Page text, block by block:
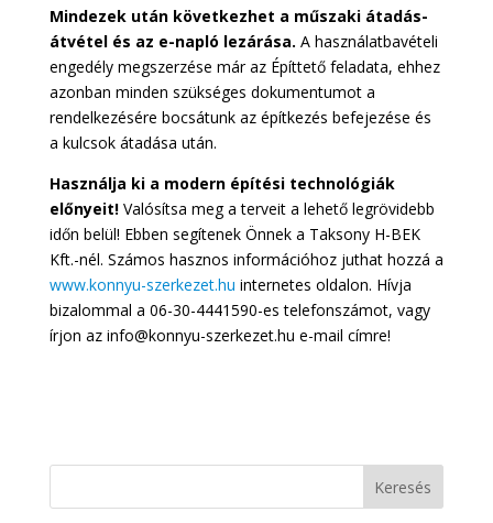
Mindezek után következhet a műszaki átadás-
átvétel és az e-napló lezárása. A használatbavételi
engedély megszerzése már az Építtető feladata, ehhez
azonban minden szükséges dokumentumot a
rendelkezésére bocsátunk az építkezés befejezése és
a kulcsok átadása után.
Használja ki a modern építési technológiák
előnyeit! Valósítsa meg a terveit a lehető legrövidebb
időn belül! Ebben segítenek Önnek a Taksony H-BEK
Kft.-nél. Számos hasznos információhoz juthat hozzá a
www.konnyu-szerkezet.hu internetes oldalon. Hívja
bizalommal a 06-30-4441590-es telefonszámot, vagy
írjon az info@konnyu-szerkezet.hu e-mail címre!